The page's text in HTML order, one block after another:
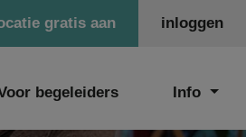
inloggen
gratis aan
begeleiders Info